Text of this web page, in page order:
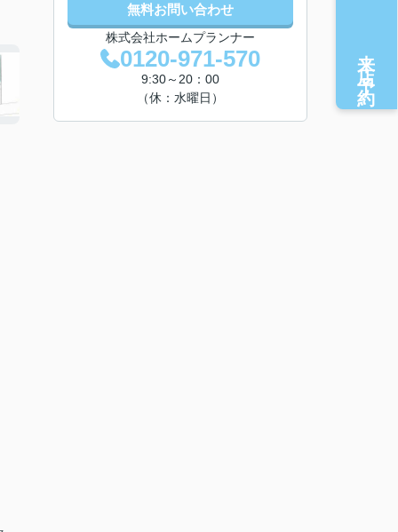
無料お問い合わせ
株式会社ホームプランナー
0120-971-570
9:30～20：00
（休：水曜日）
来店予約